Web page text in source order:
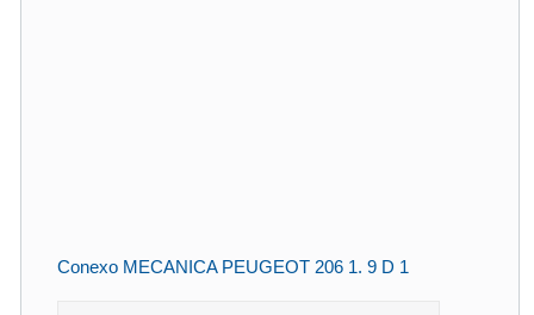
Conexo MECANICA PEUGEOT 206 1. 9 D 1